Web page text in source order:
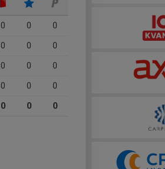
0 0
0
0 0
0
0 0
0
0 0
0
0 0 0